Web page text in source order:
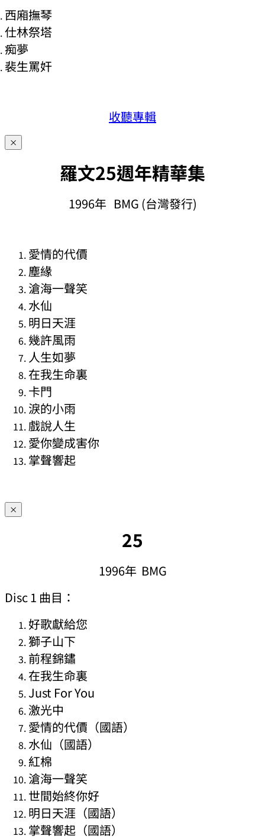
西廂撫琴
仕林祭塔
痴夢
裴生罵奸
收聽專輯
×
羅文25週年精華集
1996年 BMG (台灣發行)
愛情的代價
塵緣
滄海一聲笑
水仙
明日天涯
幾許風雨
人生如夢
在我生命裏
卡門
淚的小雨
戲說人生
愛你變成害你
掌聲響起
×
25
1996年 BMG
Disc 1 曲目：
好歌獻給您
獅子山下
前程錦鏽
在我生命裏
Just For You
激光中
愛情的代價（國語）
水仙（國語）
紅棉
滄海一聲笑
世間始終你好
明日天涯（國語）
掌聲響起（國語）